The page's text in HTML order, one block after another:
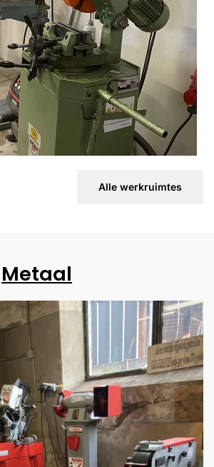
Vergroot
Alle werkruimtes
Metaal